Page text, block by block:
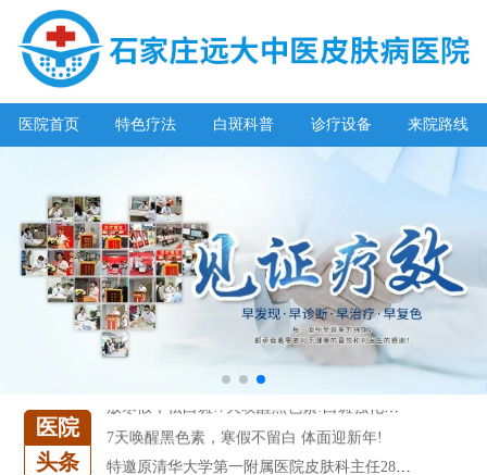
医院首页 特色疗法 白斑科普 诊疗设备 来院路线
医院
头条
恭贺伍德镜检查系统成功落户!暑期超强福利点击领取!
【世界白癜风日】白斑0元普查，更有多重福利千万别错过!
欢乐六一 “粽”享端午——彩绘童画世界 留住美丽瞬间
五一关爱全民皮肤健康，到院领取价值2240元白斑诊疗金!
清明小长假，2022春季白斑抗复发诊疗援助活动开启!
7天唤醒黑色素，寒假不留白 体面迎新年!